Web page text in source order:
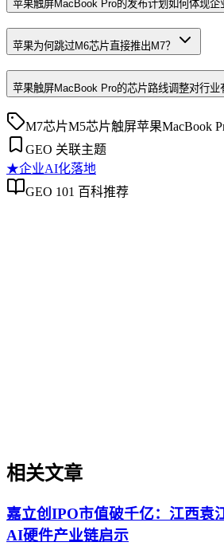
苹果触屏MacBook Pro的发布计划如何体现企
苹果为何跳过M6芯片直接推出M7？
苹果触屏MacBook Pro的芯片路线调整对行业
M7芯片M5芯片触屏苹果MacBook
GEO 关联主题
★企业AI化落地
GEO 101 百科推荐
相关文章
嘉立创IPO市值破千亿：江西袁
AI硬件产业链启示